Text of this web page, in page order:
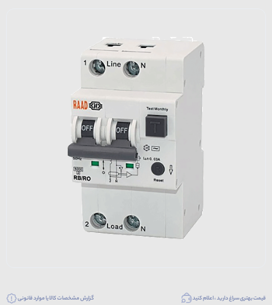
قیمت بهتری سراغ دارید ، اعلام کنید گزارش مشخصات کالا یا موارد قانونی